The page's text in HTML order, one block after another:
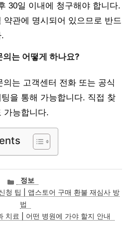
30일 이내에 청구해야 합니다.
약관에 명시되어 있으므로 반드
는 어떻게 하나요?
는 고객센터 전화 또는 공식
을 통해 가능합니다. 직접 찾
가능합니다.
카
테
고
리
정보
청 팁 | 앱스토어 구매 환불 재심사 방
법
치료 | 어떤 병원에 가야 할지 안내